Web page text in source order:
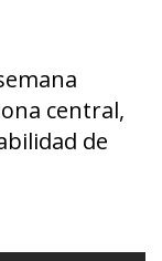
central,
de